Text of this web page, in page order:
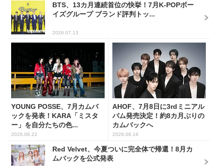
BTS、13カ月連続首位の快挙！7月K-POPボー
イズグループ ブランド評判トッ...
2026.07.13
YOUNG POSSE、7月カムバ
ックを発表！KARA「ミスタ
ー」を自分たちの色...
2026.06.22
AHOF、7月8日に3rdミニアル
バム発売決定！約8カ月ぶりの
カムバックへ
2026.06.16
Red Velvet、今夏ついに完全体で帰還！8月カ
ムバックを公式発表